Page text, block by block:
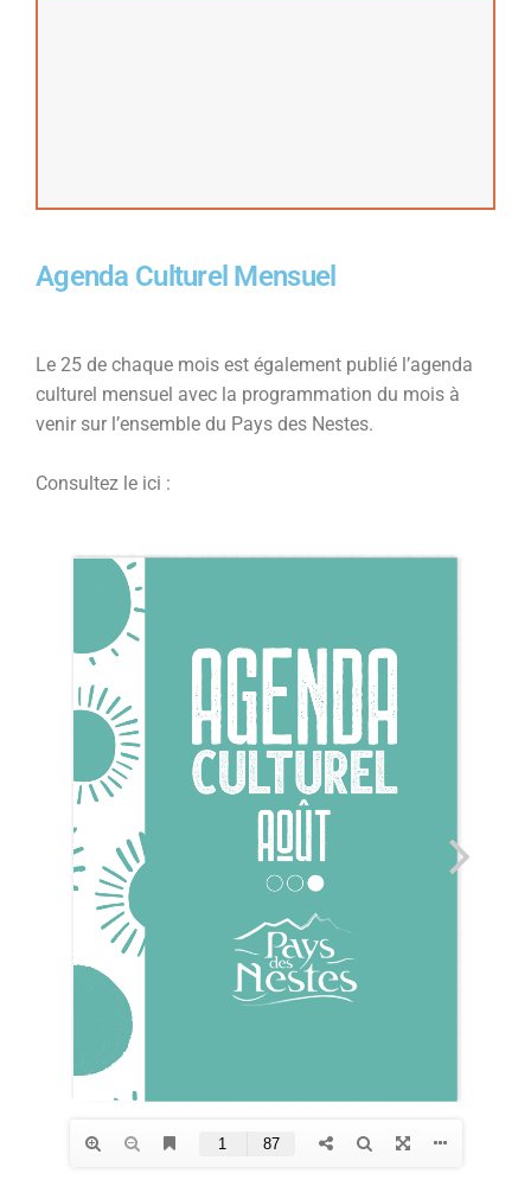
Agenda Culturel Mensuel
Le 25 de chaque mois est également publié l’agenda
culturel mensuel avec la programmation du mois à
venir sur l’ensemble du Pays des Nestes.
Consultez le ici :